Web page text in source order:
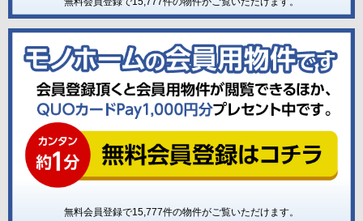
無料会員登録で15,777件の物件がご覧いただけます。